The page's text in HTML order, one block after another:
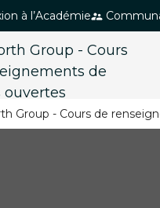
à l’Académie